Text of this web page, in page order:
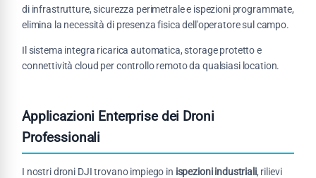
di infrastrutture, sicurezza perimetrale e ispezioni programmate,
elimina la necessità di presenza fisica dell'operatore sul campo.
Il sistema integra ricarica automatica, storage protetto e
connettività cloud per controllo remoto da qualsiasi location.
Applicazioni Enterprise dei Droni
Professionali
I nostri droni DJI trovano impiego in ispezioni industriali, rilievi